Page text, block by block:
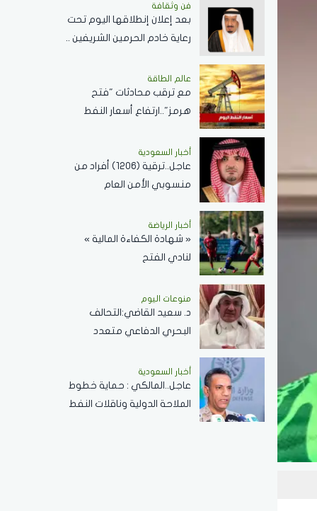
فن وثقافة
بعد إعلان إنطلاقها اليوم تحت
رعاية خادم الحرمين الشريفين ..
مسابقة الملك عبدالعزيز
الدولية لحفظ القرآن الكريم
عالم الطاقة
مع ترقب محادثات "فتح
هرمز"..ارتفاع أسعار النفط
دولارًا للبرميل
أخبار السعودية
عاجل..ترقية (1206) أفراد من
منسوبي الأمن العام
أخبار الرياضة
« شهادة الكفاءة المالية »
لنادي الفتح
منوعات اليوم
د. سعيد القاضي:التحالف
البحري الدفاعي متعدد
وسلام في المضائق المائية
أخبار السعودية
عاجل..المالكي : حماية خطوط
الملاحة الدولية وناقلات النفط